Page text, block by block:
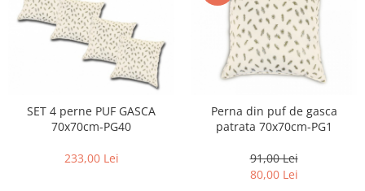
SET 4 perne PUF GASCA
70x70cm-PG40
233,00 Lei
Perna din puf de gasca
patrata 70x70cm-PG1
91,00 Lei
80,00 Lei